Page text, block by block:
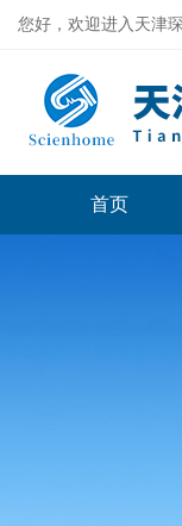
您好，欢迎进入天津
首页